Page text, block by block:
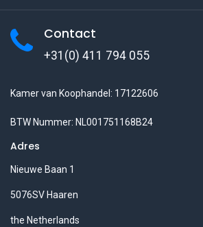
Contact
+31(0) 411 794 055
Kamer van Koophandel: 17122606
BTW Nummer: NL001751168B24
Adres
Nieuwe Baan 1
5076SV Haaren
the Netherlands